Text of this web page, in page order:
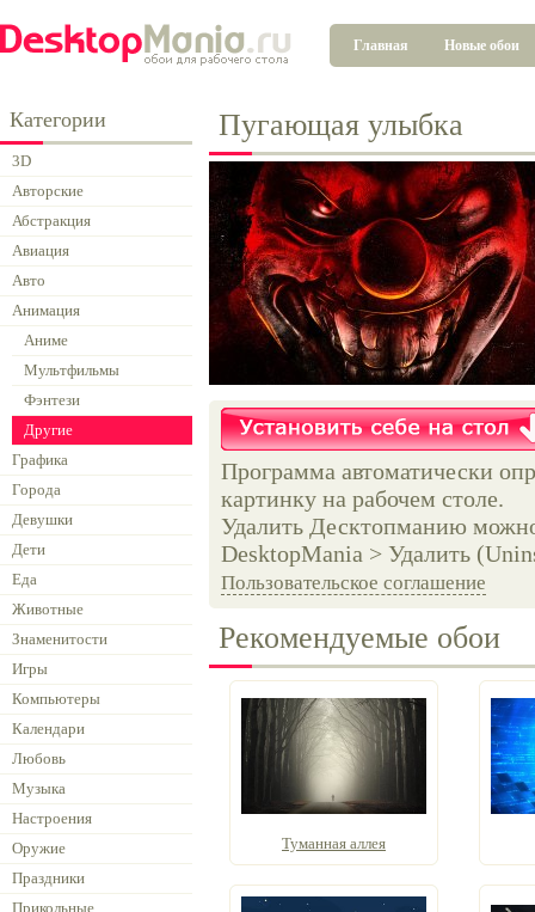
Главная Новые обои
Категории
3D
Авторские
Абстракция
Авиация
Авто
Анимация
Аниме
Мультфильмы
Фэнтези
Другие
Графика
Города
Девушки
Дети
Еда
Животные
Знаменитости
Игры
Компьютеры
Календари
Любовь
Музыка
Настроения
Оружие
Праздники
Прикольные
Пугающая улыбка
Программа автоматически
картинку на рабочем столе.
Удалить Десктопманию
DesktopMania > Удалить
Пользовательское соглашение
Рекомендуемые обои
Туманная аллея